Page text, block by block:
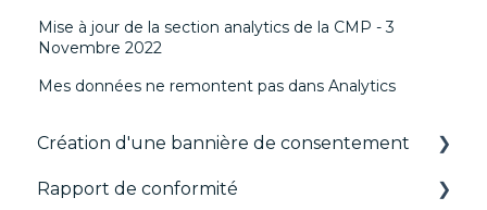
Mise à jour de la section analytics de la CMP - 3
Novembre 2022
Mes données ne remontent pas dans Analytics
Création d'une bannière de consentement
Les fondamentaux
Rapport de conformité